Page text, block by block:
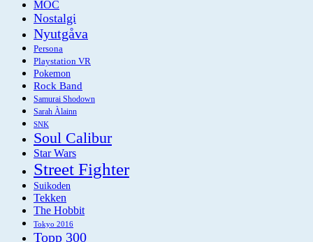
MOC
Nostalgi
Nyutgåva
Persona
Playstation VR
Pokemon
Rock Band
Samurai Shodown
Sarah Àlainn
SNK
Soul Calibur
Star Wars
Street Fighter
Suikoden
Tekken
The Hobbit
Tokyo 2016
Topp 300